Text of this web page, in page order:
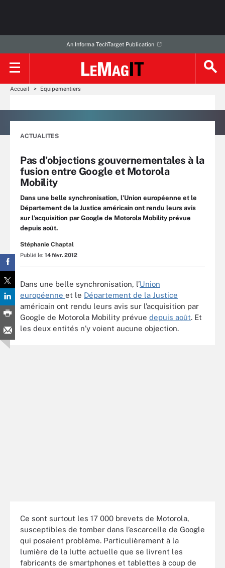
An Informa TechTarget Publication
Accueil Equipementiers
ACTUALITES
Pas d’objections gouvernementales à la
fusion entre Google et Motorola
Mobility
Dans une belle synchronisation, l’Union européenne et le
Département de la Justice américain ont rendu leurs avis
sur l’acquisition par Google de Motorola Mobility prévue
depuis août.
Stéphanie Chaptal
Publié le: 14 févr. 2012
Dans une belle synchronisation, l’Union
européenne et le Département de la Justice
américain ont rendu leurs avis sur l’acquisition par
Google de Motorola Mobility prévue depuis août. Et
les deux entités n’y voient aucune objection.
Ce sont surtout les 17 000 brevets de Motorola,
susceptibles de tomber dans l’escarcelle de Google
qui posaient problème. Particulièrement à la
lumière de la lutte actuelle que se livrent les
fabricants de smartphones et tablettes à coup de